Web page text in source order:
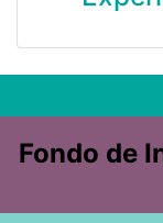
Fondo de